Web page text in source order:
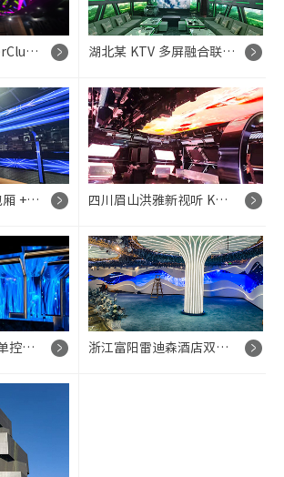
嘉兴 DM808CenterClub 酒吧 P2.5 五面屏 + 矩形屏多屏联动 LED 显示系统项目 湖北某 KTV 多屏融合联动 LED 显示系统项目
江苏某酒吧 KTV 包厢 + 走廊多屏统一管控 LED 显示系统项目 四川眉山洪雅新视听 KTV 包厢 + 走廊全区域 LED 显示系统项目
浙江温州茶山会所单控式高清 LED 显示系统项目 浙江富阳雷迪森酒店双墙面高清 LED 显示系统项目